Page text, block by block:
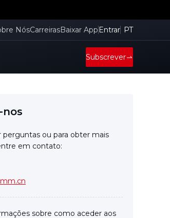
NósCarreirasBaixar App Entrar PT
Subscrever
perguntas ou para obter mais
em contato:
sobre como aceder aos